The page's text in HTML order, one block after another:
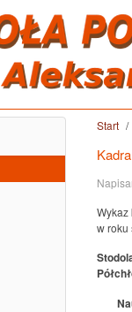
Start
Wykaz
w roku